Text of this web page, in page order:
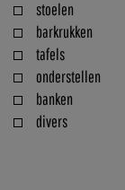
stoelen
barkrukken
tafels
onderstellen
banken
divers